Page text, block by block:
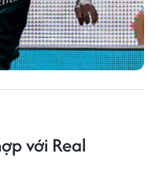
với Real